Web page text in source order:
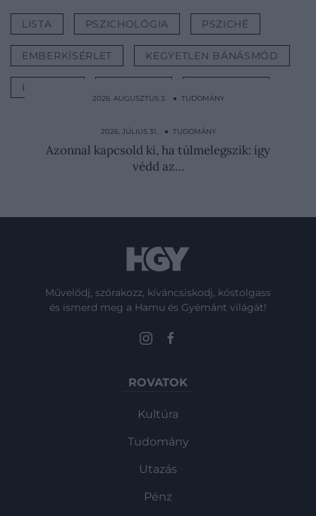
LISTA PSZICHOLÓGIA PSZICHÉ
EMBERKÍSÉRLET KEGYETLEN BÁNÁSMÓD
KÍSÉRLET
2026. AUGUSZTUS 3. ● TUDOMÁNY
világvégét a…
2026. JÚLIUS 31. ● TUDOMÁNY
Azonnal kapcsold ki, ha túlmelegszik: így
védd az…
Művelődj, szórakozz, kíváncsiskodj, kóstolgass
és ismerd meg a Hamu és Gyémánt világát!
ROVATOK
Kultúra
Tudomány
Utazás
Pénz